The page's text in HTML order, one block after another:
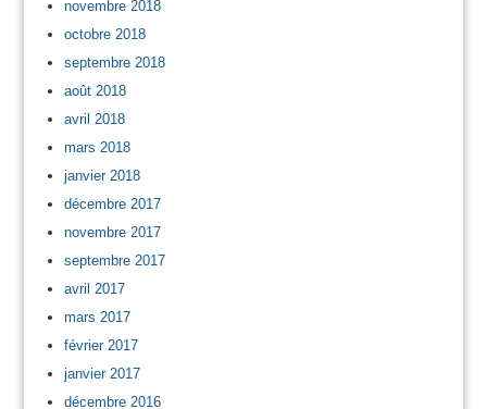
novembre 2018
octobre 2018
septembre 2018
août 2018
avril 2018
mars 2018
janvier 2018
décembre 2017
novembre 2017
septembre 2017
avril 2017
mars 2017
février 2017
janvier 2017
décembre 2016